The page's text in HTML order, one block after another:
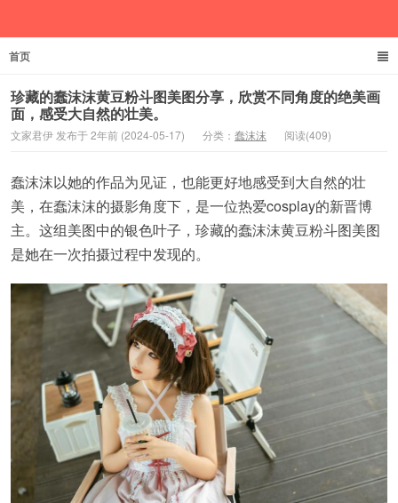
首页
珍藏的蠢沫沫黄豆粉斗图美图分享，欣赏不同角度的绝美画
面，感受大自然的壮美。
文家君伊 发布于 2年前 (2024-05-17) 分类： 蠢沫沫 阅读(409)
蠢沫沫以她的作品为见证，也能更好地感受到大自然的壮
美，在蠢沫沫的摄影角度下，是一位热爱cosplay的新晋博
主。这组美图中的银色叶子，珍藏的蠢沫沫黄豆粉斗图美图
是她在一次拍摄过程中发现的。